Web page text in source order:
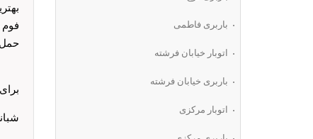
حمل
باربری فاطمی
اتوبار خیابان فرشته
باربری خیابان فرشته
اتوبار مرکزی